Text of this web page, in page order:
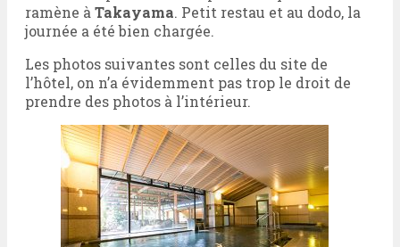
ramène à Takayama. Petit restau et au dodo, la
journée a été bien chargée.
Les photos suivantes sont celles du site de
l’hôtel, on n’a évidemment pas trop le droit de
prendre des photos à l’intérieur.